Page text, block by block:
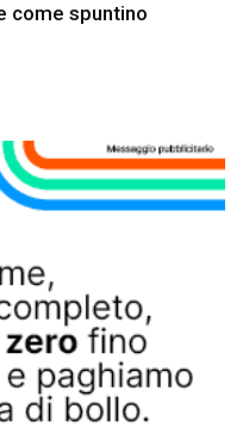
come spuntino